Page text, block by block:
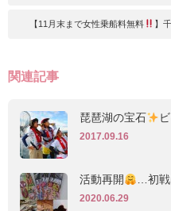
【11月末まで女性乗船料無料 】
関連記事
琵琶湖の宝石
2017.09.16
活動再開 …初戦
2020.06.29